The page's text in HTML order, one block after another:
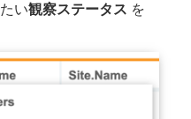
い観察ステータス を